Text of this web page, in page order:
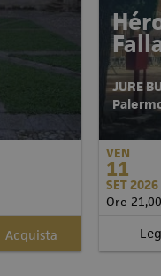
Acquista
JURE
VEN
11
SET 2026
Ore